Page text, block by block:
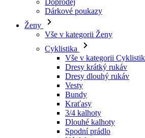
Cyklistika
Vše v kategorii Cyklistika
Dresy dlouhý rukáv
Vesty
Bundy
Kraťasy
3/4 kalhoty
Dlouhé kalhoty
Spodní prádlo
Návleky
Čepice
Rukavice
Ponožky
Doplňky